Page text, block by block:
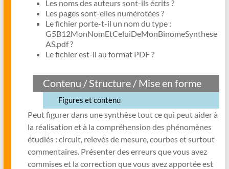
Les noms des auteurs sont-ils écrits ?
Les pages sont-elles numérotées ?
Le fichier porte-t-il un nom du type :
G5B12MonNomEtCeluiDeMonBinomeSynthese
AS.pdf ?
Le fichier est-il au format PDF ?
Contenu / Structure / Mise en forme
Figures et contenu
Peut figurer dans une synthèse tout ce qui peut aider à
la réalisation et à la compréhension des phénomènes
étudiés : circuit, relevés de mesure, courbes et surtout
commentaires. Présenter des erreurs que vous avez
commises et la correction que vous avez apportée est